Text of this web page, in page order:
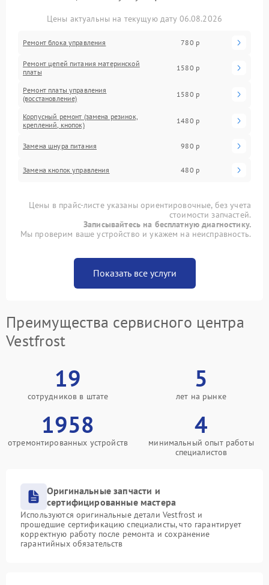
Цены актуальны на текущую дату 06.08.2026
Ремонт блока управления 780 р
Ремонт цепей питания материнской
платы
1580 р
Ремонт платы управления
(восстановление)
1580 р
Корпусный ремонт (замена резинок,
креплений, кнопок)
1480 р
Замена шнура питания 980 р
Замена кнопок управления 480 р
Цены в прайс-листе указаны ориентировочные, без учета
стоимости запчастей.
Записывайтесь на бесплатную диагностику.
Мы проверим ваше устройство и укажем на неисправность.
Показать все услуги
Преимущества сервисного центра
Vestfrost
19
сотрудников в штате
5
лет на рынке
1958
отремонтированных устройств
4
минимальный опыт работы
специалистов
Оригинальные запчасти и
сертифицированные мастера
Используются оригинальные детали Vestfrost и
прошедшие сертификацию специалисты, что гарантирует
корректную работу после ремонта и сохранение
гарантийных обязательств